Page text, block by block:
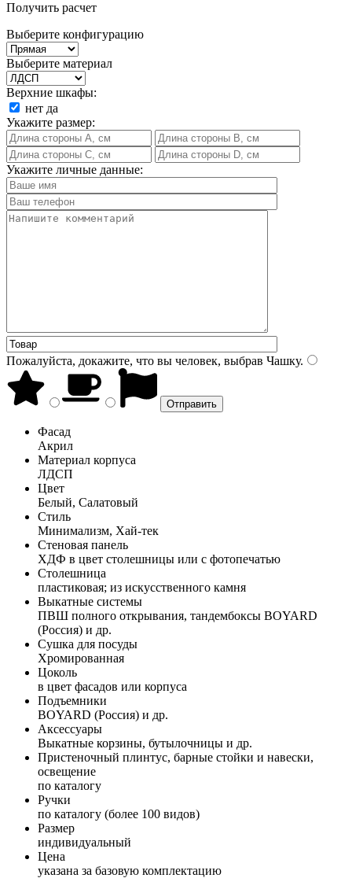
Получить расчет
Выберите конфигурацию
Выберите материал
Верхние шкафы:
нет да
Укажите размер:
Укажите личные данные:
Пожалуйста, докажите, что вы человек, выбрав Чашку.
Фасад
Акрил
Материал корпуса
ЛДСП
Цвет
Белый, Салатовый
Стиль
Минимализм, Хай-тек
Стеновая панель
ХДФ в цвет столешницы или с фотопечатью
Столешница
пластиковая; из искусственного камня
Выкатные системы
ПВШ полного открывания, тандембоксы BOYARD
(Россия) и др.
Сушка для посуды
Хромированная
Цоколь
в цвет фасадов или корпуса
Подъемники
BOYARD (Россия) и др.
Аксессуары
Выкатные корзины, бутылочницы и др.
Пристеночный плинтус, барные стойки и навески,
освещение
по каталогу
Ручки
по каталогу (более 100 видов)
Размер
индивидуальный
Цена
указана за базовую комплектацию